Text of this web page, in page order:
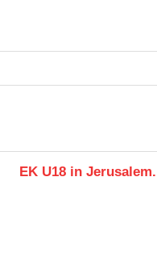
Next
EK U18 in Jerusalem.